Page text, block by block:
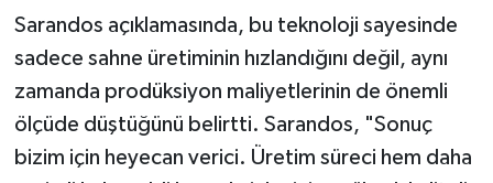
Sarandos açıklamasında, bu teknoloji sayesinde
sadece sahne üretiminin hızlandığını değil, aynı
zamanda prodüksiyon maliyetlerinin de önemli
ölçüde düştüğünü belirtti. Sarandos, "Sonuç
bizim için heyecan verici. Üretim süreci hem daha
Simav
Siyaset
Spor